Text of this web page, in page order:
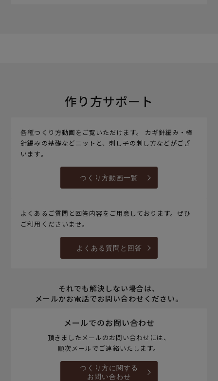
作り方サポート
各種つくり方動画をご覧いただけます。 カギ針編み・棒
針編みの基礎などニットと、刺し子の刺し方などがござ
います。
つくり方動画一覧
よくあるご質問と回答内容をご用意しております。ぜひ
ご利用くださいませ。
よくある質問と回答
それでも解決しない場合は、
メールかお電話でお問い合わせください。
メールでのお問い合わせ
頂きましたメールのお問い合わせには、
順次メールでご連絡いたします。
つくり方に関する
お問い合わせ